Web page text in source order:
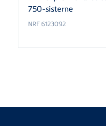
NRF 6123092